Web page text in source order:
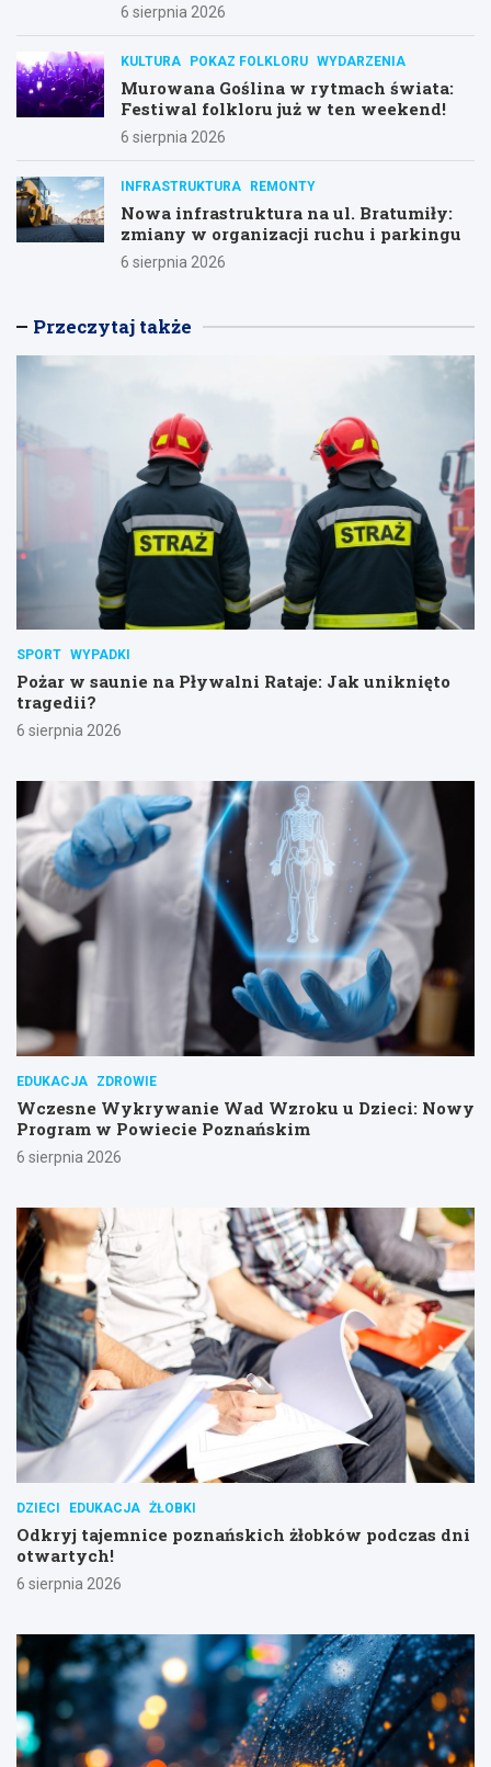
6 sierpnia 2026
KULTURA POKAZ FOLKLORU WYDARZENIA
Murowana Goślina w rytmach świata:
Festiwal folkloru już w ten weekend!
6 sierpnia 2026
INFRASTRUKTURA REMONTY
Nowa infrastruktura na ul. Bratumiły:
zmiany w organizacji ruchu i parkingu
6 sierpnia 2026
Przeczytaj także
SPORT WYPADKI
Pożar w saunie na Pływalni Rataje: Jak uniknięto
tragedii?
6 sierpnia 2026
EDUKACJA ZDROWIE
Wczesne Wykrywanie Wad Wzroku u Dzieci: Nowy
Program w Powiecie Poznańskim
6 sierpnia 2026
DZIECI EDUKACJA ŻŁOBKI
Odkryj tajemnice poznańskich żłobków podczas dni
otwartych!
6 sierpnia 2026